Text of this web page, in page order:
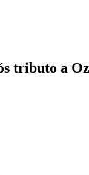
tributo a